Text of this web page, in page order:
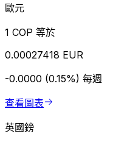
歐元
1 COP 等於
0.00027418 EUR
-0.0000 (0.15%) 每週
查看圖表
英國鎊